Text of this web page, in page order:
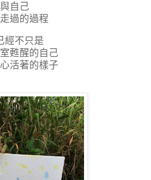
與自己
過的過程
經不只是
甦醒的自己
活著的樣子